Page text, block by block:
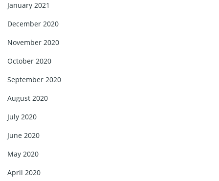
January 2021
December 2020
November 2020
October 2020
September 2020
August 2020
July 2020
June 2020
May 2020
April 2020